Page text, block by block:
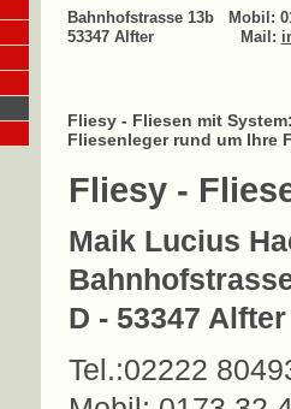
Bahnhofstrasse 13b
53347 Alfter Mail:
Fliesy - Fliesen mit System
Fliesenleger rund um Ihre
Fliesy -
Maik Lucius
D - 53347 Alfter
Tel.:02222